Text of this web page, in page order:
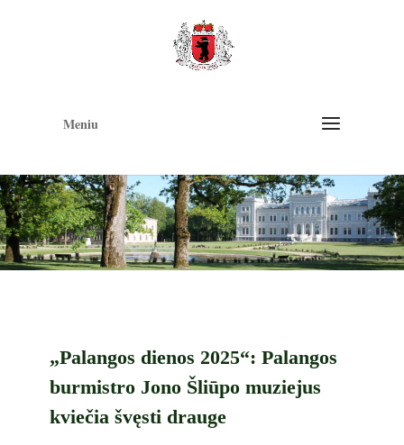
Meniu
„Palangos dienos 2025“: Palangos
burmistro Jono Šliūpo muziejus
kviečia švęsti drauge